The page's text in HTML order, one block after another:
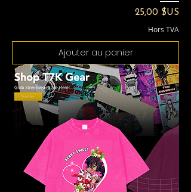
Prix
25,00 $US
Hors TVA
Ajouter au panier